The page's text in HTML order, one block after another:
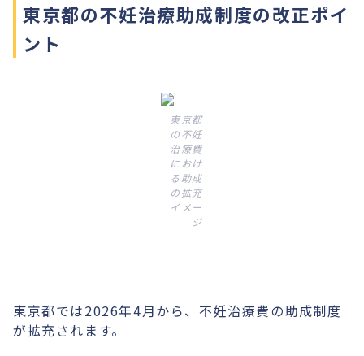
東京都の不妊治療助成制度の改正ポイ
ント
東京都
の不妊
治療費
におけ
る助成
の拡充
イメー
ジ
東京都では2026年4月から、不妊治療費の助成制度
が拡充されます。